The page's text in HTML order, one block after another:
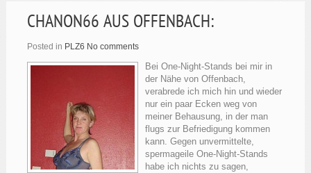
CHANON66 AUS OFFENBACH:
Posted in PLZ6 No comments
Bei One-Night-Stands bei mir in
der Nähe von Offenbach,
verabrede ich mich hin und wieder
nur ein paar Ecken weg von
meiner Behausung, in der man
flugs zur Befriedigung kommen
kann. Gegen unvermittelte,
spermageile One-Night-Stands
habe ich nichts zu sagen,